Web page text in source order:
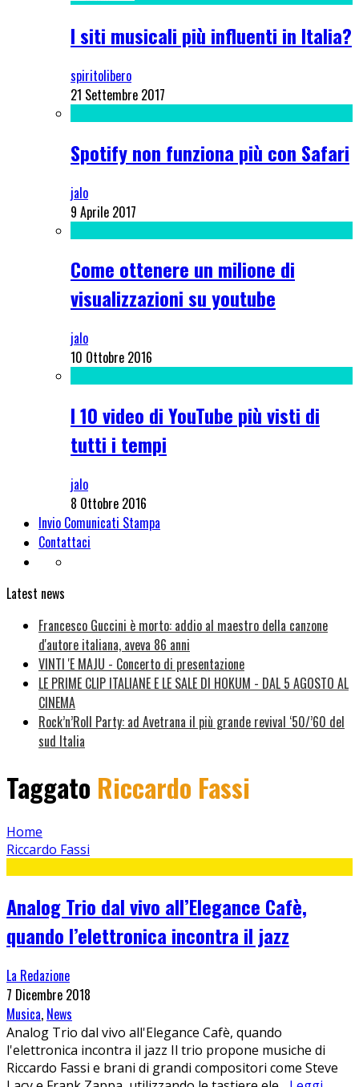
I siti musicali più influenti in Italia?
spiritolibero
21 Settembre 2017
Spotify non funziona più con Safari
jalo
9 Aprile 2017
Come ottenere un milione di
visualizzazioni su youtube
jalo
10 Ottobre 2016
I 10 video di YouTube più visti di
tutti i tempi
jalo
8 Ottobre 2016
Invio Comunicati Stampa
Contattaci
Latest news
Francesco Guccini è morto: addio al maestro della canzone
d'autore italiana, aveva 86 anni
VINTI 'E MAJU - Concerto di presentazione
LE PRIME CLIP ITALIANE E LE SALE DI HOKUM - DAL 5 AGOSTO AL
CINEMA
Rock’n’Roll Party: ad Avetrana il più grande revival ‘50/’60 del
sud Italia
Taggato Riccardo Fassi
Home
Riccardo Fassi
Analog Trio dal vivo all’Elegance Cafè,
quando l’elettronica incontra il jazz
La Redazione
7 Dicembre 2018
Musica, News
Analog Trio dal vivo all'Elegance Cafè, quando
l'elettronica incontra il jazz Il trio propone musiche di
Riccardo Fassi e brani di grandi compositori come Steve